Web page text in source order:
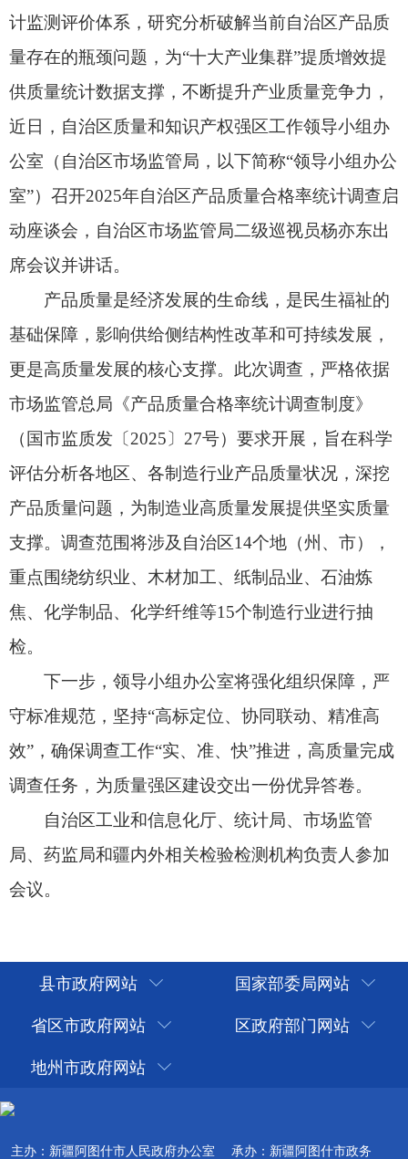
室”）召开2025年自治区产品质量合格率统计调查启
动座谈会，自治区市场监管局二级巡视员杨亦东出
产品质量是经济发展的生命线，是民生福祉的
基础保障，影响供给侧结构性改革和可持续发展，
更是高质量发展的核心支撑。此次调查，严格依据
市场监管总局《产品质量合格率统计调查制度》
（国市监质发〔2025〕27号）要求开展，旨在科学
产品质量问题，为制造业高质量发展提供坚实质量
支撑。调查范围将涉及自治区14个地（州、市），
重点围绕纺织业、木材加工、纸制品业、石油炼
焦、化学制品、化学纤维等15个制造行业进行抽
检。
守标准规范，坚持“高标定位、协同联动、精准高
效”，确保调查工作“实、准、快”推进，高质量完成
调查任务，为质量强区建设交出一份优异答卷。
自治区工业和信息化厅、统计局、市场监管
局、药监局和疆内外相关检验检测机构负责人参加
县市政府网站
国家部委局网站
省区市政府网站
区政府部门网站
地州市政府网站
主办：新疆阿图什市人民政府办公室 承办：新疆阿图什市政务